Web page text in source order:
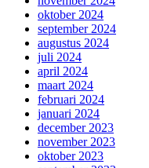
oktober 2024
september 2024
augustus 2024
juli 2024
april 2024
maart 2024
februari 2024
januari 2024
december 2023
november 2023
oktober 2023